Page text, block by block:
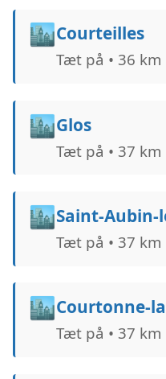
🏙️Courteilles
Tæt på • 36 km
🏙️Glos
Tæt på • 37 km
🏙️Saint-Aubin-
Tæt på • 37 km
🏙️Courtonne-
Tæt på • 37 km